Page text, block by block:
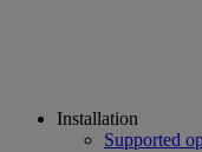
Installation
Supported